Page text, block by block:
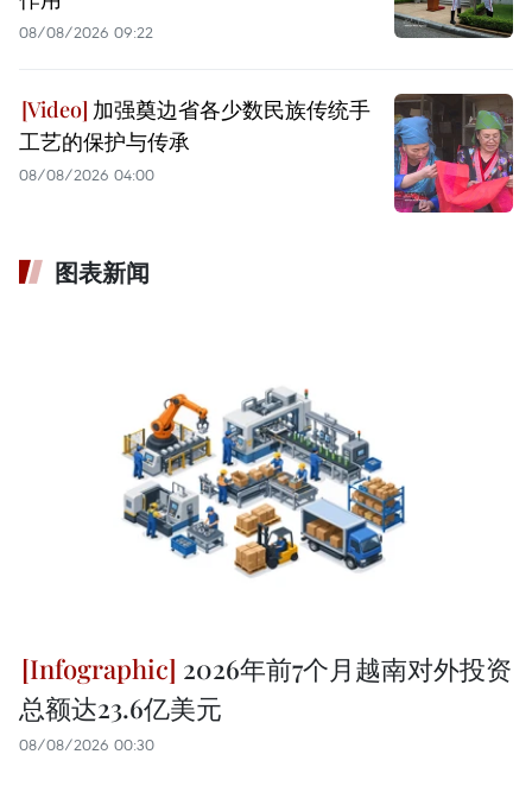
08/08/2026 09:22
加强奠边省各少数民族传统手
工艺的保护与传承
08/08/2026 04:00
图表新闻
2026年前7个月越南对外投资
总额达23.6亿美元
08/08/2026 00:30